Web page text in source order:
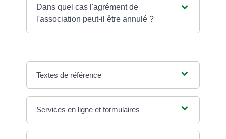
Dans quel cas l'agrément de
l'association peut-il être annulé ?
Textes de référence
Services en ligne et formulaires